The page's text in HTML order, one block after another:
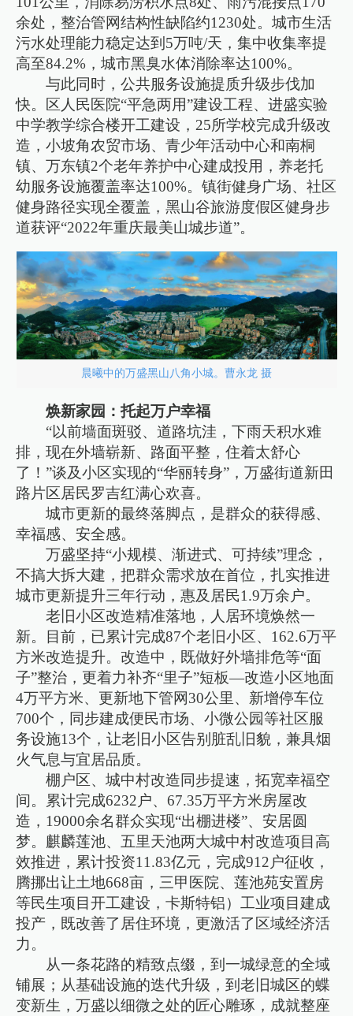
余处，整治管网结构性缺陷约1230处。城市生活
污水处理能力稳定达到5万吨/天，集中收集率提
高至84.2%，城市黑臭水体消除率达100%。
与此同时，公共服务设施提质升级步伐加
快。区人民医院“平急两用”建设工程、进盛实验
中学教学综合楼开工建设，25所学校完成升级改
造，小坡角农贸市场、青少年活动中心和南桐
镇、万东镇2个老年养护中心建成投用，养老托
幼服务设施覆盖率达100%。镇街健身广场、社区
健身路径实现全覆盖，黑山谷旅游度假区健身步
道获评“2022年重庆最美山城步道”。
晨曦中的万盛黑山八角小城。曹永龙 摄
焕新家园：托起万户幸福
“以前墙面斑驳、道路坑洼，下雨天积水难
排，现在外墙崭新、路面平整，住着太舒心
了！”谈及小区实现的“华丽转身”，万盛街道新田
路片区居民罗吉红满心欢喜。
城市更新的最终落脚点，是群众的获得感、
幸福感、安全感。
万盛坚持“小规模、渐进式、可持续”理念，
不搞大拆大建，把群众需求放在首位，扎实推进
城市更新提升三年行动，惠及居民1.9万余户。
老旧小区改造精准落地，人居环境焕然一
新。目前，已累计完成87个老旧小区、162.6万平
方米改造提升。改造中，既做好外墙排危等“面
子”整治，更着力补齐“里子”短板—改造小区地面
4万平方米、更新地下管网30公里、新增停车位
700个，同步建成便民市场、小微公园等社区服
务设施13个，让老旧小区告别脏乱旧貌，兼具烟
火气息与宜居品质。
棚户区、城中村改造同步提速，拓宽幸福空
间。累计完成6232户、67.35万平方米房屋改
造，19000余名群众实现“出棚进楼”、安居圆
梦。麒麟莲池、五里天池两大城中村改造项目高
效推进，累计投资11.83亿元，完成912户征收，
腾挪出让土地668亩，三甲医院、莲池苑安置房
等民生项目开工建设，卡斯特铝）工业项目建成
投产，既改善了居住环境，更激活了区域经济活
力。
从一条花路的精致点缀，到一城绿意的全域
铺展；从基础设施的迭代升级，到老旧城区的蝶
变新生，万盛以细微之处的匠心雕琢，成就整座